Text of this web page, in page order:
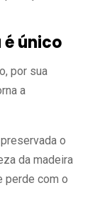
único
por sua
a
o
da madeira
perde com o